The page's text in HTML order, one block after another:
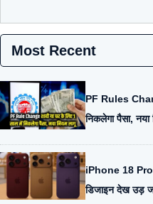
Most Recent
PF Rules
निकलेगा पैसा, नया
iPhone 18 Pro
डिजाइन देख उड़